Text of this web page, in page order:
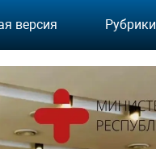
версия Рубрики